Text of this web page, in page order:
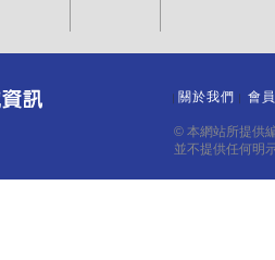
關於我們 會
© 本網站所提供
並不提供任何明